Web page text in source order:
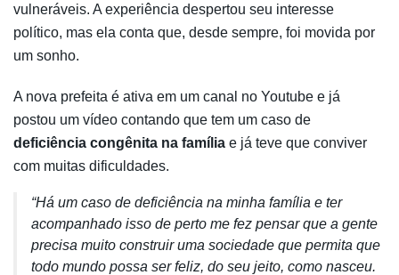
vulneráveis. A experiência despertou seu interesse
político, mas ela conta que, desde sempre, foi movida por
um sonho.
A nova prefeita é ativa em um canal no Youtube e já
postou um vídeo contando que tem um caso de
deficiência congênita na família e já teve que conviver
com muitas dificuldades.
“Há um caso de deficiência na minha família e ter
acompanhado isso de perto me fez pensar que a gente
precisa muito construir uma sociedade que permita que
todo mundo possa ser feliz, do seu jeito, como nasceu.